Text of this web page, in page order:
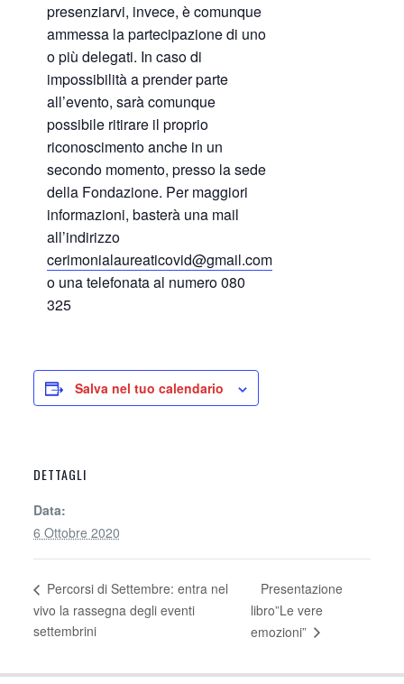
presenziarvi, invece, è comunque
ammessa la partecipazione di uno
o più delegati. In caso di
impossibilità a prender parte
all’evento, sarà comunque
possibile ritirare il proprio
riconoscimento anche in un
secondo momento, presso la sede
della Fondazione. Per maggiori
informazioni, basterà una mail
all’indirizzo
cerimonialaureaticovid@gmail.com
o una telefonata al numero 080
325
Salva nel tuo calendario
DETTAGLI
Data:
6 Ottobre 2020
Percorsi di Settembre: entra nel
vivo la rassegna degli eventi
settembrini
Presentazione
libro”Le vere
emozioni”